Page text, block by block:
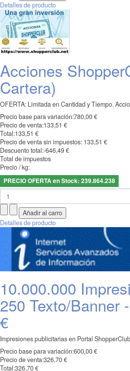
Detalles de producto
Acciones
Cartera)
OFERTA: Limitada en Cantidad y Tiempo.
Precio base para variación:780,00 €
Precio de venta:133,51 €
Total:133,51 €
Precio de venta sin impuestos: 133,51 €
Descuento total:-646,49 €
Total de impuestos
Precio / kg:
PRECIO OFERTA en Stock: 239.864.238
Detalles de producto
10.000.000
250 Texto/Banner
€
Impresiones publicitarias en Portal
Precio base para variación:600,00 €
Precio de venta:326,70 €
Total:326,70 €